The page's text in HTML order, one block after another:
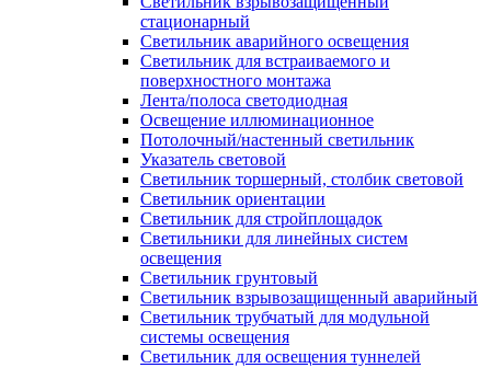
стационарный
Светильник аварийного освещения
Светильник для встраиваемого и
поверхностного монтажа
Лента/полоса светодиодная
Освещение иллюминационное
Потолочный/настенный светильник
Указатель световой
Светильник торшерный, столбик световой
Светильник ориентации
Светильник для стройплощадок
Светильники для линейных систем
освещения
Светильник грунтовый
Светильник взрывозащищенный аварийный
Светильник трубчатый для модульной
системы освещения
Светильник для освещения туннелей